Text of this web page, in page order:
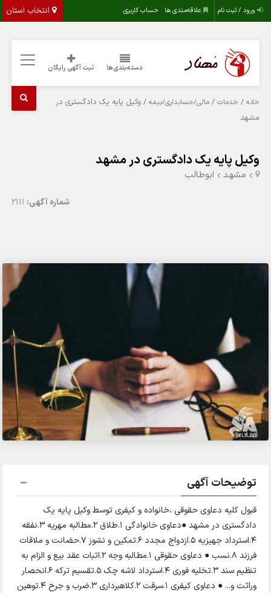
انتخاب استان ورود / ثبت نام علاقه‌مندی ها حساب کاربری
دسته‌بندی‌ها ثبت آگهی رایگان
خانه / خدمات /مالی/حسابداری/بیمه / وکیل پایه یک دادگستری در
مشهد
وکیل پایه یک دادگستری در مشهد
مشهد ابوطالب
شماره آگهی: 2111
توضیحات آگهی
قبول کلیه دعاوی حقوقی ،خانواده و کیفری توسط وکیل پایه یک
دادگستری در مشهد ●دعاوی خانوادگی ۱.طلاق ۲.مطالبه مهریه ۳.نفقه
۴.استرداد جهیزیه ۵.ازدواج مجدد ۶.تمکین و نشوز ۷.حضانت و ملاقات
فرزند ۸.نسب ● دعاوی حقوقی ۱.مطالبه وجه ۲.اثبات عقد بیع و الزام به
تنظیم سند ۳.تخلیه فوری ۴.استرداد لاشه چک ۵.تقسیم ترکه ۶.انحصار
وراثت و... ● دعاوی کیفری ۱.سرقت ۲.کلاهبرداری ۳.ضرب و جرح ۴.توهین